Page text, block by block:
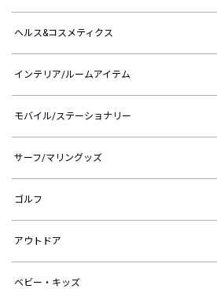
ヘルス&コスメティクス
インテリア/ルームアイテム
モバイル/ステーショナリー
サーフ/マリングッズ
ゴルフ
アウトドア
ベビー・キッズ